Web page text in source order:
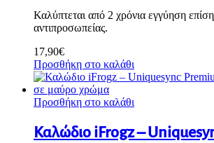
Καλύπτεται από 2 χρόνια εγγύηση
αντιπροσωπείας.
17,90€
Προσθήκη στο καλάθι
Προσθήκη στο καλάθι
Καλώδιο iFrogz –